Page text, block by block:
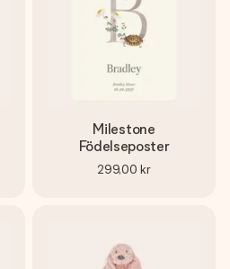
Milestone
Födelseposter
299,00 kr